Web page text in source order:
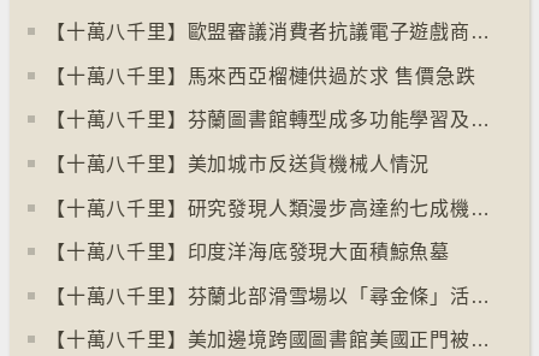
【十萬八千里】歐盟審議消費者抗議電子遊戲商關閉伺服器
【十萬八千里】馬來西亞榴槤供過於求 售價急跌
【十萬八千里】芬蘭圖書館轉型成多功能學習及娛樂中心
【十萬八千里】美加城市反送貨機械人情況
【十萬八千里】研究發現人類漫步高達約七成機率「逆時針」行走
【十萬八千里】印度洋海底發現大面積鯨魚墓
【十萬八千里】芬蘭北部滑雪場以「尋金條」活動吸引遊客
【十萬八千里】美加邊境跨國圖書館美國正門被禁另開「加拿大」門